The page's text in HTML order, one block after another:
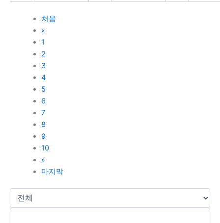
처음
«
1
2
3
4
5
6
7
8
9
10
»
마지막